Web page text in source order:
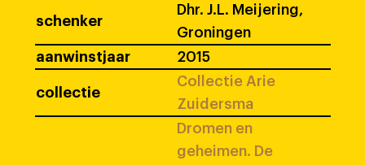
schenker
Dhr. J.L. Meijering,
Groningen
aanwinstjaar
2015
collectie
Collectie Arie
Zuidersma
Dromen en
geheimen. De